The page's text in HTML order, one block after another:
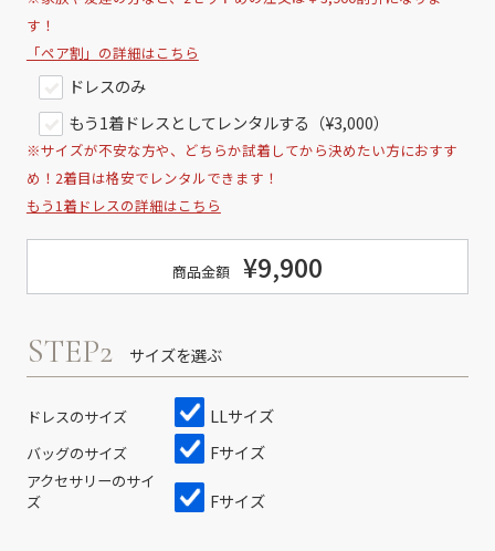
す！
「ペア割」の詳細はこちら
ドレスのみ
もう1着ドレスとしてレンタルする（¥3,000）
※サイズが不安な方や、どちらか試着してから決めたい方におすす
め！2着目は格安でレンタルできます！
もう1着ドレスの詳細はこちら
商品金額 ¥9,900
STEP2 サイズを選ぶ
ドレスのサイズ LLサイズ
バッグのサイズ Fサイズ
アクセサリーのサイ
ズ
Fサイズ